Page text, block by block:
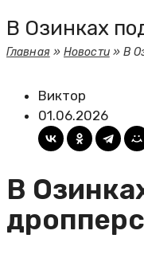
В Озинках
Главная»Новости»В
Виктор
01.06.2026
В